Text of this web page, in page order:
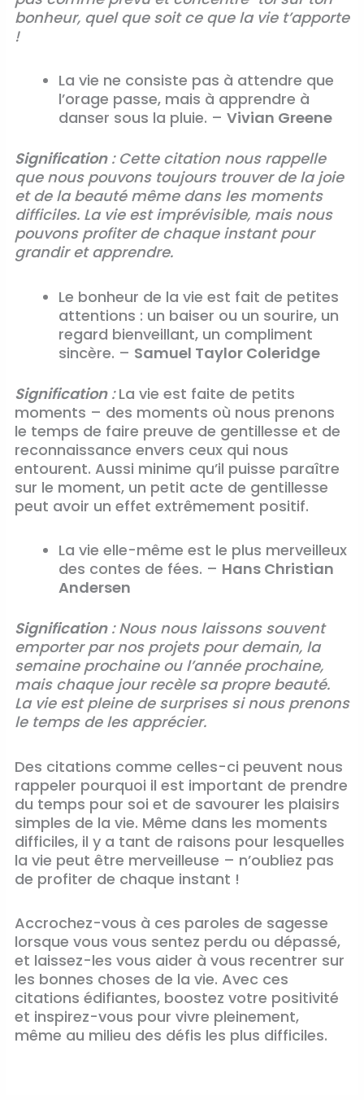
bonheur, quel que soit ce que la vie t’apporte
!
La vie ne consiste pas à attendre que
l’orage passe, mais à apprendre à
danser sous la pluie. – Vivian Greene
Signification: Cette citation nous rappelle
que nous pouvons toujours trouver de la joie
et de la beauté même dans les moments
difficiles. La vie est imprévisible, mais nous
pouvons profiter de chaque instant pour
grandir et apprendre.
Le bonheur de la vie est fait de petites
attentions : un baiser ou un sourire, un
regard bienveillant, un compliment
sincère. – Samuel Taylor Coleridge
Signification:La vie est faite de petits
moments – des moments où nous prenons
le temps de faire preuve de gentillesse et de
reconnaissance envers ceux qui nous
entourent. Aussi minime qu’il puisse paraître
sur le moment, un petit acte de gentillesse
peut avoir un effet extrêmement positif.
La vie elle-même est le plus merveilleux
des contes de fées. – Hans Christian
Andersen
Signification: Nous nous laissons souvent
emporter par nos projets pour demain, la
semaine prochaine ou l’année prochaine,
mais chaque jour recèle sa propre beauté.
La vie est pleine de surprises si nous prenons
le temps de les apprécier.
Des citations comme celles-ci peuvent nous
rappeler pourquoi il est important de prendre
du temps pour soi et de savourer les plaisirs
simples de la vie. Même dans les moments
difficiles, il y a tant de raisons pour lesquelles
la vie peut être merveilleuse – n’oubliez pas
de profiter de chaque instant !
Accrochez-vous à ces paroles de sagesse
lorsque vous vous sentez perdu ou dépassé,
et laissez-les vous aider à vous recentrer sur
les bonnes choses de la vie. Avec ces
citations édifiantes, boostez votre positivité
et inspirez-vous pour vivre pleinement,
même au milieu des défis les plus difficiles.